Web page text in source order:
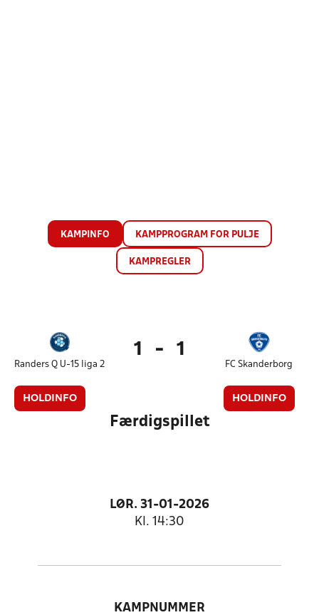
KAMPINFO KAMPPROGRAM FOR PULJE
KAMPREGLER
Randers Q U-15 liga 2
HOLDINFO
1 - 1
FC Skanderborg
HOLDINFO
Færdigspillet
LØR. 31-01-2026
Kl. 14:30
KAMPNUMMER